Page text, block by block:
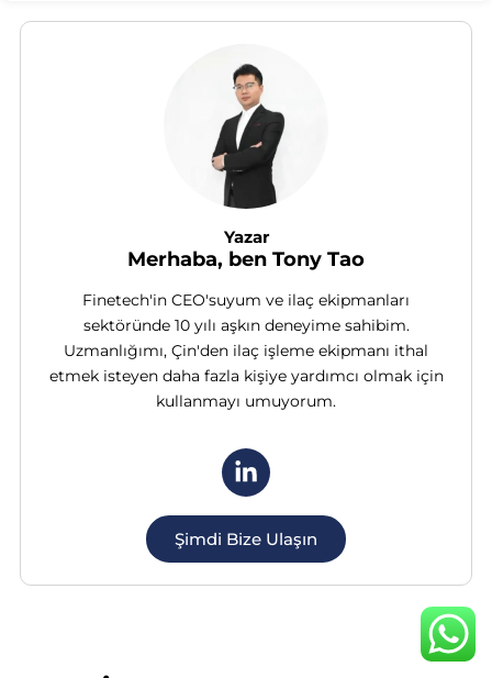
Yazar
Merhaba, ben Tony Tao
Finetech'in CEO'suyum ve ilaç ekipmanları
sektöründe 10 yılı aşkın deneyime sahibim.
Uzmanlığımı, Çin'den ilaç işleme ekipmanı ithal
etmek isteyen daha fazla kişiye yardımcı olmak için
kullanmayı umuyorum.
Şimdi Bize Ulaşın